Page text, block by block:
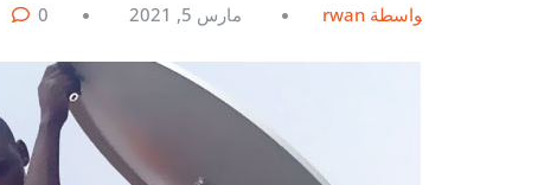
بواسطة rwan مارس 5, 2021 0